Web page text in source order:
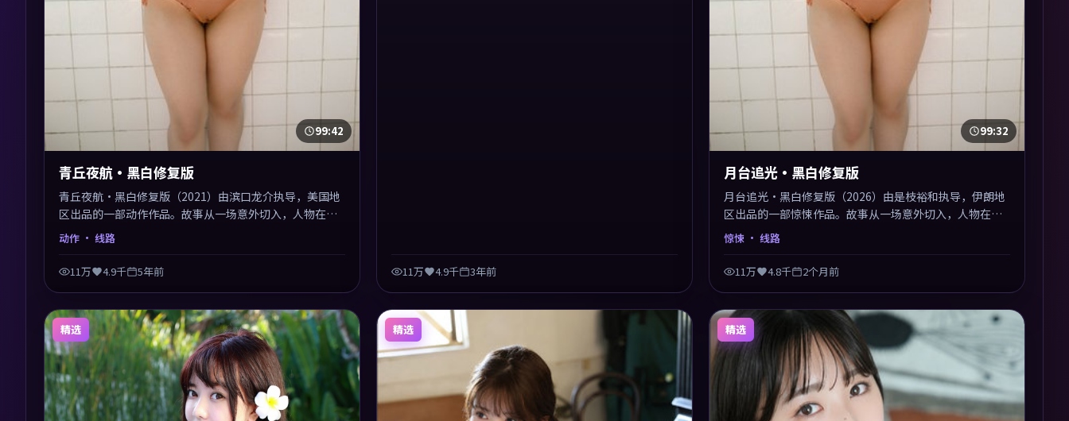
99:42
青丘夜航·黑白修复版
青丘夜航·黑白修复版（2021）由滨口龙介执导，美国地
区出品的一部动作作品。故事从一场意外切入，人物在道
德与生存之间反复摇摆，叙事层层推进，情绪克制而有
动作· 线路
11万 4.9千 5年前 11万 4.9千 3年前
99:32
月台追光·黑白修复版
月台追光·黑白修复版（2026）由是枝裕和执导，伊朗地
区出品的一部惊悚作品。故事从一场意外切入，人物在道
德与生存之间反复摇摆，叙事层层推进，情绪克制而有
惊悚 · 线路
11万 4.8千 2个月前
精选 精选 精选